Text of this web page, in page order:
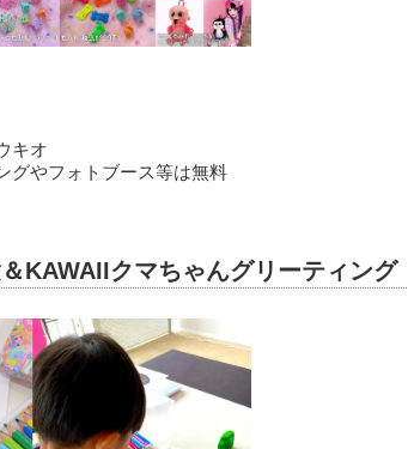
キオ
グやフォトブース等は無料
KAWAIIクマちゃんグリーティング